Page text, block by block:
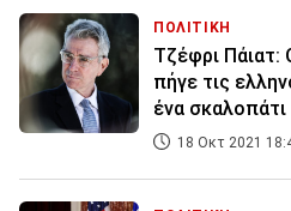
ΠΟΛΙΤΙΚΗ
Τζέφρι Πάιατ:
πήγε τις
ένα
18 Οκτ 2021